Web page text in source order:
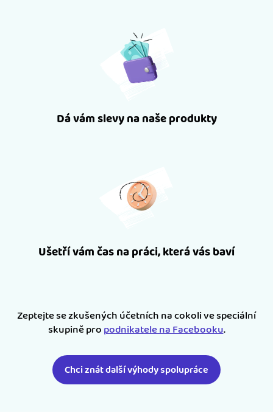
Dá vám slevy na naše produkty
Ušetří vám čas na práci, která vás baví
Zeptejte se zkušených účetních na cokoli ve speciální
skupině propodnikatele na Facebooku.
Chci znát další výhody spolupráce